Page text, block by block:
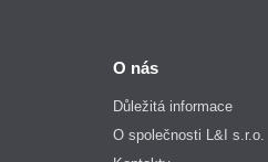
O nás
Důležitá informace
O společnosti L&I s.r.o.